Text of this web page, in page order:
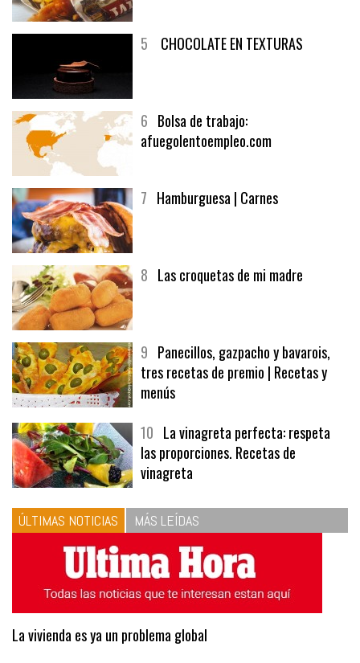
5 CHOCOLATE EN TEXTURAS
6 Bolsa de trabajo:
afuegolentoempleo.com
7 Hamburguesa | Carnes
8 Las croquetas de mi madre
9 Panecillos, gazpacho y bavarois,
tres recetas de premio | Recetas y
menús
10 La vinagreta perfecta: respeta
las proporciones. Recetas de
vinagreta
ÚLTIMAS NOTICIAS MÁS LEÍDAS
La vivienda es ya un problema global